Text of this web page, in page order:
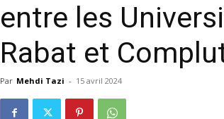
entre les
Rabat et
Par Mehdi Tazi - 15 avril 2024